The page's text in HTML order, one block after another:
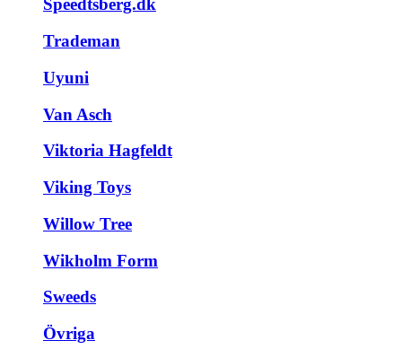
Speedtsberg.dk
Trademan
Uyuni
Van Asch
Viktoria Hagfeldt
Viking Toys
Willow Tree
Wikholm Form
Sweeds
Övriga